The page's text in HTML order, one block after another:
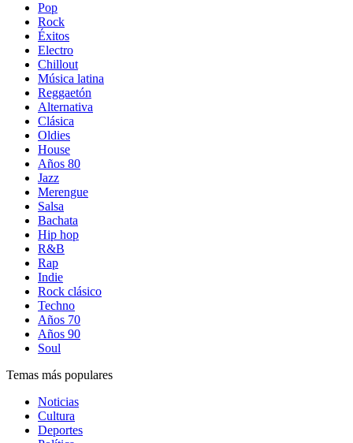
Pop
Rock
Éxitos
Electro
Chillout
Música latina
Reggaetón
Alternativa
Clásica
Oldies
House
Años 80
Jazz
Merengue
Salsa
Bachata
Hip hop
R&B
Rap
Indie
Rock clásico
Techno
Años 70
Años 90
Soul
Temas más populares
Noticias
Cultura
Deportes